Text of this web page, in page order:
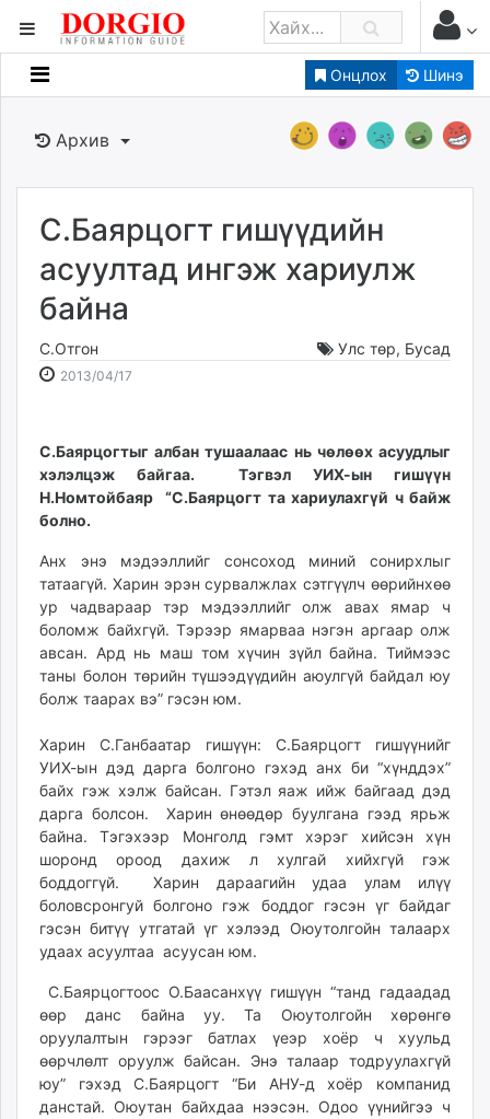
Онцлох Шинэ
Мэдээллийн
Банк санхүү
Бизнес ААН
Төрийн
Нийслэлийн
dorgio.mn
Gogo.mn
caak.mn
Baabar.mn
tovch.mn
ikon.mn
Livetv.mn
Eguur.mn
24tsag.mn
eagle.mn
ergelt.mn
today.mn
zuv.mn
mminfo.mn
ugluu.mn
urlag.mn
unen.mn
asu.mn
shudarga.mn
unuudur.mn
isee.mn
mglradio.com
fact.mn
itoim.mn
Архив
С.Баярцогт гишүүдийн
асуултад ингэж хариулж
байна
С.Отгон Улс төр, Бусад
2013/04/17
22:44:56
10:17:53
С.Баярцогтыг албан тушаалаас нь чөлөөх асуудлыг
хэлэлцэж байгаа. Тэгвэл УИХ-ын гишүүн
Н.Номтойбаяр “С.Баярцогт та хариулахгүй ч байж
болно.
Анх энэ мэдээллийг сонсоход миний сонирхлыг
татаагүй. Харин эрэн сурвалжлах сэтгүүлч өөрийнхөө
ур чадвараар тэр мэдээллийг олж авах ямар ч
боломж байхгүй. Тэрээр ямарваа нэгэн аргаар олж
авсан. Ард нь маш том хүчин зүйл байна. Тиймээс
таны болон төрийн түшээдүүдийн аюулгүй байдал юу
болж таарах вэ” гэсэн юм.
Харин С.Ганбаатар гишүүн: С.Баярцогт гишүүнийг
УИХ-ын дэд дарга болгоно гэхэд анх би “хүнддэх”
байх гэж хэлж байсан. Гэтэл яаж ийж байгаад дэд
дарга болсон. Харин өнөөдөр буулгана гээд ярьж
байна. Тэгэхээр Монголд гэмт хэрэг хийсэн хүн
шоронд ороод дахиж л хулгай хийхгүй гэж
боддоггүй. Харин дараагийн удаа улам илүү
боловсронгуй болгоно гэж боддог гэсэн үг байдаг
гэсэн битүү утгатай үг хэлээд Оюутолгойн талаарх
удаах асуултаа асуусан юм.
С.Баярцогтоос О.Баасанхүү гишүүн “танд гадаадад
өөр данс байна уу. Та Оюутолгойн хөрөнгө
оруулалтын гэрээг батлах үеэр хоёр ч хуульд
өөрчлөлт оруулж байсан. Энэ талаар тодруулахгүй
юу” гэхэд С.Баярцогт “Би АНУ-д хоёр компанид
данстай. Оюутан байхдаа нээсэн. Одоо үүнийгээ ч